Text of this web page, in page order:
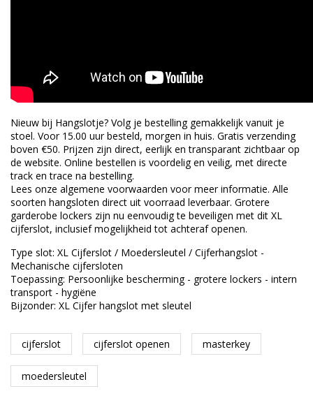
Nieuw bij Hangslotje? Volg je bestelling gemakkelijk vanuit je
stoel. Voor 15.00 uur besteld, morgen in huis. Gratis verzending
boven €50. Prijzen zijn direct, eerlijk en transparant zichtbaar op
de website. Online bestellen is voordelig en veilig, met directe
track en trace na bestelling.
Lees onze algemene voorwaarden voor meer informatie. Alle
soorten hangsloten direct uit voorraad leverbaar. Grotere
garderobe lockers zijn nu eenvoudig te beveiligen met dit XL
cijferslot, inclusief mogelijkheid tot achteraf openen.
Type slot: XL Cijferslot / Moedersleutel / Cijferhangslot -
Mechanische cijfersloten
Toepassing: Persoonlijke bescherming - grotere lockers - intern
transport - hygiëne
Bijzonder: XL Cijfer hangslot met sleutel
cijferslot cijferslot openen masterkey
moedersleutel